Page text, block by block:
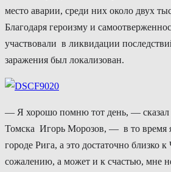
место аварии, среди них около двух
Благодаря героизму и
участвовали в ликвидации
заражения был локализован.
— Я хорошо помню тот день, —
Томска Игорь Морозов, — в то время
городе Рига, а это достаточно близко
сожалению, а может и к счастью, мне